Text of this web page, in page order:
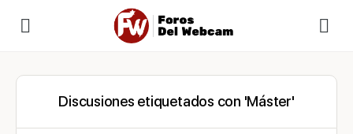
Discusiones etiquetados con 'Máster'